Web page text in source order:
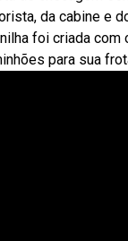
da cabine e
foi criada
para sua